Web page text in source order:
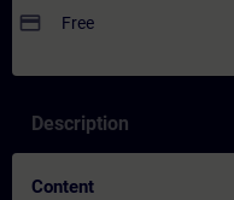
payment Free
Description
Content